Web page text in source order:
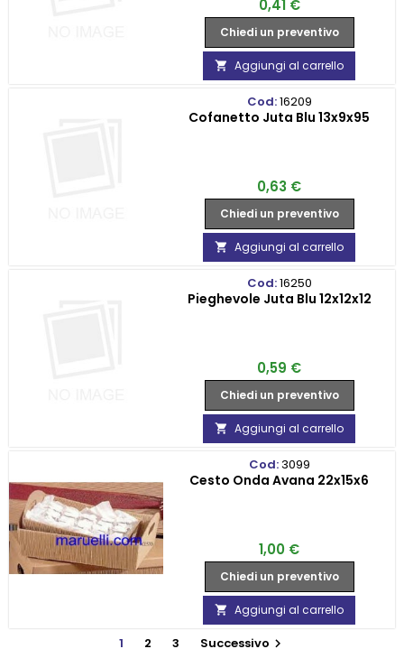
Prezzo
0,41 €
Chiedi un preventivo
 Aggiungi al carrello
Cod:16209
Cofanetto Juta Blu 13x9x95
Prezzo
0,63 €
Chiedi un preventivo
 Aggiungi al carrello
Cod:16250
Pieghevole Juta Blu 12x12x12
Prezzo
0,59 €
Chiedi un preventivo
 Aggiungi al carrello
Cod:3099
Cesto Onda Avana 22x15x6
Prezzo
1,00 €
Chiedi un preventivo
 Aggiungi al carrello
1 2 3 Successivo 